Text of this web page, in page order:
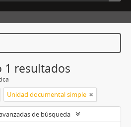
1 resultados
Unidad documental simple
de búsqueda